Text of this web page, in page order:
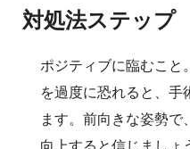
対処法ステップ
ポジティブに臨むこと
を過度に恐れると、手
ます。前向きな姿勢で
向上すると信じましょ